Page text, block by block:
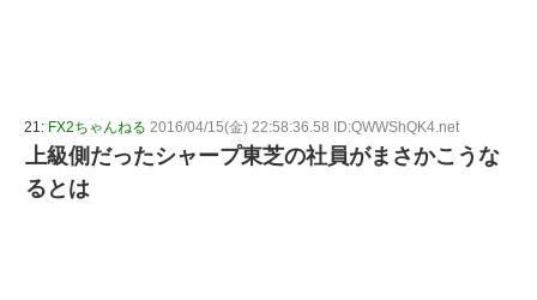
21: FX2ちゃんねる 2016/04/15(金) 22:58:36.58 ID:QWWShQK4.net
上級側だったシャープ東芝の社員がまさかこうな
るとは